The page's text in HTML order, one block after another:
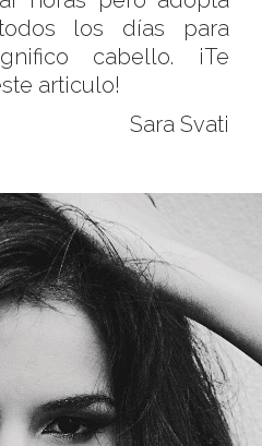
los días para
cabello. ¡Te
articulo!
Sara Svati